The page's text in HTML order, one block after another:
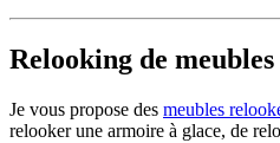
Relooking de meubles
Je vous propose des meubles
relooker une armoire à glace, de